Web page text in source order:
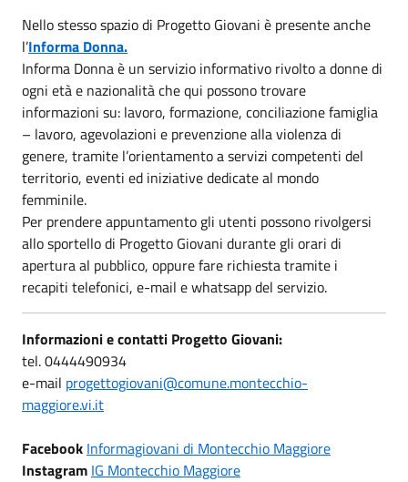
Nello stesso spazio di Progetto Giovani è presente anche
l’Informa Donna.
Informa Donna è un servizio informativo rivolto a donne di
ogni età e nazionalità che qui possono trovare
informazioni su: lavoro, formazione, conciliazione famiglia
– lavoro, agevolazioni e prevenzione alla violenza di
genere, tramite l’orientamento a servizi competenti del
territorio, eventi ed iniziative dedicate al mondo
femminile.
Per prendere appuntamento gli utenti possono rivolgersi
allo sportello di Progetto Giovani durante gli orari di
apertura al pubblico, oppure fare richiesta tramite i
recapiti telefonici, e-mail e whatsapp del servizio.
Informazioni e contatti Progetto Giovani:
tel. 0444490934
e-mail progettogiovani@comune.montecchio-
maggiore.vi.it
Facebook Informagiovani di Montecchio Maggiore
Instagram IG Montecchio Maggiore